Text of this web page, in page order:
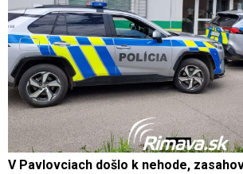
V Pavlovciach došlo k nehode,